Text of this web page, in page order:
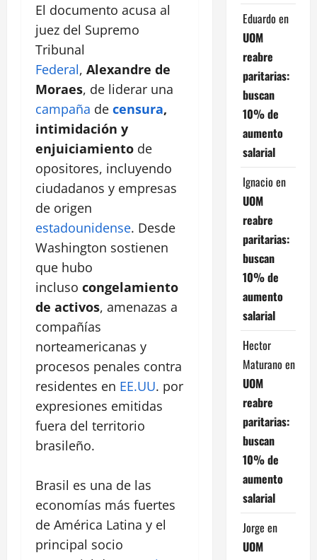
El documento acusa al
juez del Supremo
Tribunal
Federal, Alexandre de
Moraes, de liderar una
campaña de censura,
intimidación y
enjuiciamiento de
opositores, incluyendo
ciudadanos y empresas
de origen
estadounidense. Desde
Washington sostienen
que hubo
incluso congelamiento
de activos, amenazas a
compañías
norteamericanas y
procesos penales contra
residentes en EE.UU. por
expresiones emitidas
fuera del territorio
brasileño.
Brasil es una de las
economías más fuertes
de América Latina y el
principal socio
Eduardo en
UOM
reabre
paritarias:
buscan
10% de
aumento
salarial
Ignacio en
UOM
reabre
paritarias:
buscan
10% de
aumento
salarial
Hector
Maturano en
UOM
reabre
paritarias:
buscan
10% de
aumento
salarial
Jorge en
UOM